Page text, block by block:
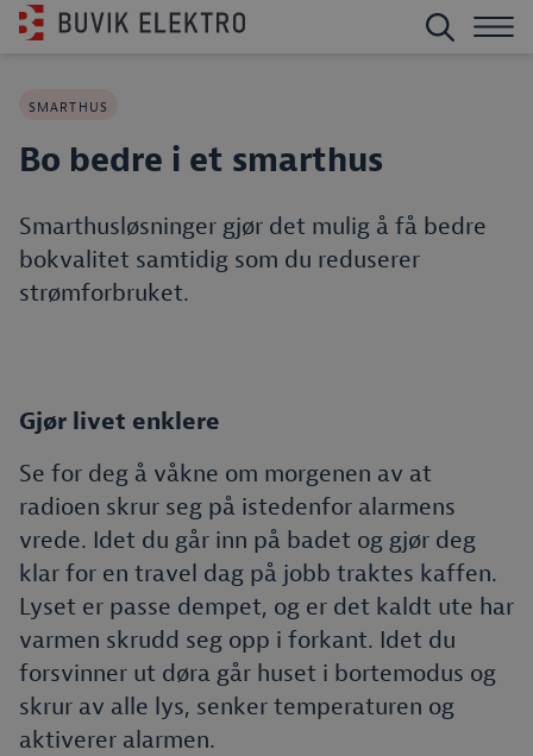
SMARTHUS
Bo bedre i et smarthus
Smarthusløsninger gjør det mulig å få bedre
bokvalitet samtidig som du reduserer
strømforbruket.
Gjør livet enklere
Se for deg å våkne om morgenen av at
radioen skrur seg på istedenfor alarmens
vrede. Idet du går inn på badet og gjør deg
klar for en travel dag på jobb traktes kaffen.
Lyset er passe dempet, og er det kaldt ute har
varmen skrudd seg opp i forkant. Idet du
forsvinner ut døra går huset i bortemodus og
skrur av alle lys, senker temperaturen og
aktiverer alarmen.